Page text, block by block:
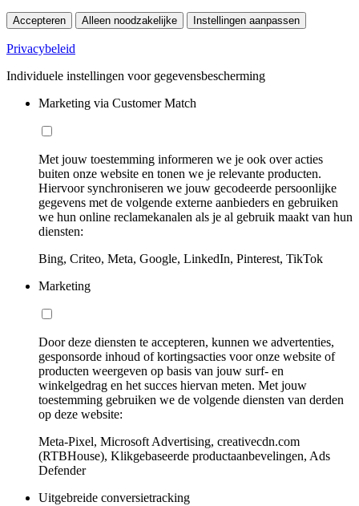
Accepteren Alleen noodzakelijke Instellingen aanpassen
Privacybeleid
Individuele instellingen voor gegevensbescherming
Marketing via Customer Match
Met jouw toestemming informeren we je ook over acties
buiten onze website en tonen we je relevante producten.
Hiervoor synchroniseren we jouw gecodeerde persoonlijke
gegevens met de volgende externe aanbieders en gebruiken
we hun online reclamekanalen als je al gebruik maakt van hun
diensten:
Bing, Criteo, Meta, Google, LinkedIn, Pinterest, TikTok
Marketing
Door deze diensten te accepteren, kunnen we advertenties,
gesponsorde inhoud of kortingsacties voor onze website of
producten weergeven op basis van jouw surf- en
winkelgedrag en het succes hiervan meten. Met jouw
toestemming gebruiken we de volgende diensten van derden
op deze website:
Meta-Pixel, Microsoft Advertising, creativecdn.com
(RTBHouse), Klikgebaseerde productaanbevelingen, Ads
Defender
Uitgebreide conversietracking